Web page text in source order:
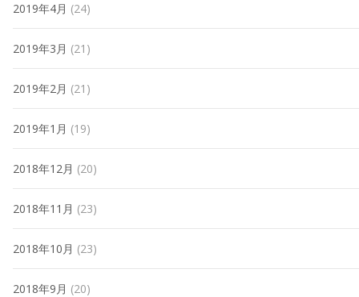
2019年4月 (24)
2019年3月 (21)
2019年2月 (21)
2019年1月 (19)
2018年12月 (20)
2018年11月 (23)
2018年10月 (23)
2018年9月 (20)